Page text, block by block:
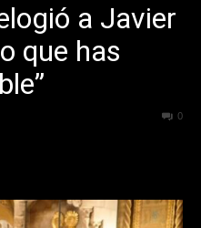
a Javier
que has
0